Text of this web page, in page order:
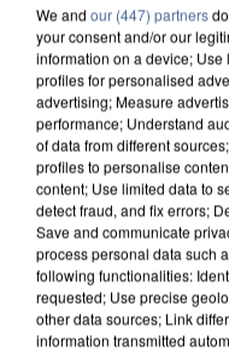
We and our (447) partners
your consent and/or our
information on a device;
profiles for personalised
advertising; Measure
performance; Understand
of data from different
profiles to personalise
content; Use limited data to
detect fraud, and fix errors;
Save and communicate
process personal data such
following functionalities:
requested; Use precise
other data sources; Link
information transmitted